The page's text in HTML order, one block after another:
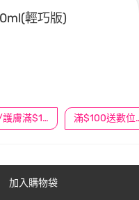
輕巧版)
醫美/護膚滿$1200送$200 滿
加入購物袋